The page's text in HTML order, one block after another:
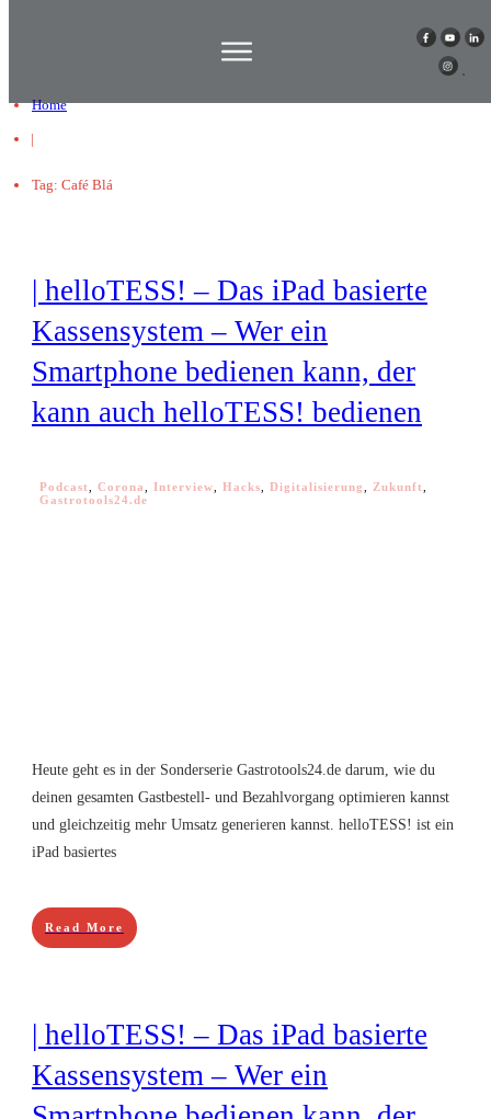
Home
|
Tag: Café Blá
| helloTESS! – Das iPad basierte
Kassensystem – Wer ein
Smartphone bedienen kann, der
kann auch helloTESS! bedienen
Podcast Corona Interview Hacks Digitalisierung Zukunft
Gastrotools24.de
Heute geht es in der Sonderserie Gastrotools24.de darum, wie du
deinen gesamten Gastbestell- und Bezahlvorgang optimieren kannst
und gleichzeitig mehr Umsatz generieren kannst. helloTESS! ist ein
iPad basiertes
Read More
| helloTESS! – Das iPad basierte
Kassensystem – Wer ein